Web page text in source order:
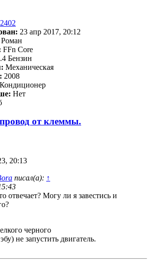
2402
23 апр 2017, 20:12
Роман
FFn Core
Бензин
Механическая
2008
Кондиционер
Нет
от клеммы.
20:13
писал(а): ↑
отвечает? Могу ли я завестись и
черного
не запустить двигатель.